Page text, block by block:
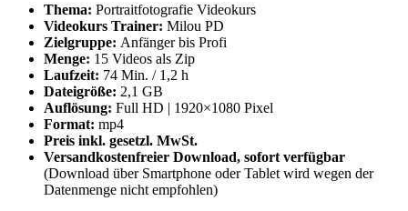
Thema: Portraitfotografie Videokurs
Videokurs Trainer: Milou PD
Zielgruppe: Anfänger bis Profi
Menge: 15 Videos als Zip
Laufzeit: 74 Min. / 1,2 h
Dateigröße: 2,1 GB
Auflösung: Full HD | 1920×1080 Pixel
Format: mp4
Preis inkl. gesetzl. MwSt.
Versandkostenfreier Download, sofort verfügbar
(Download über Smartphone oder Tablet wird wegen der
Datenmenge nicht empfohlen)